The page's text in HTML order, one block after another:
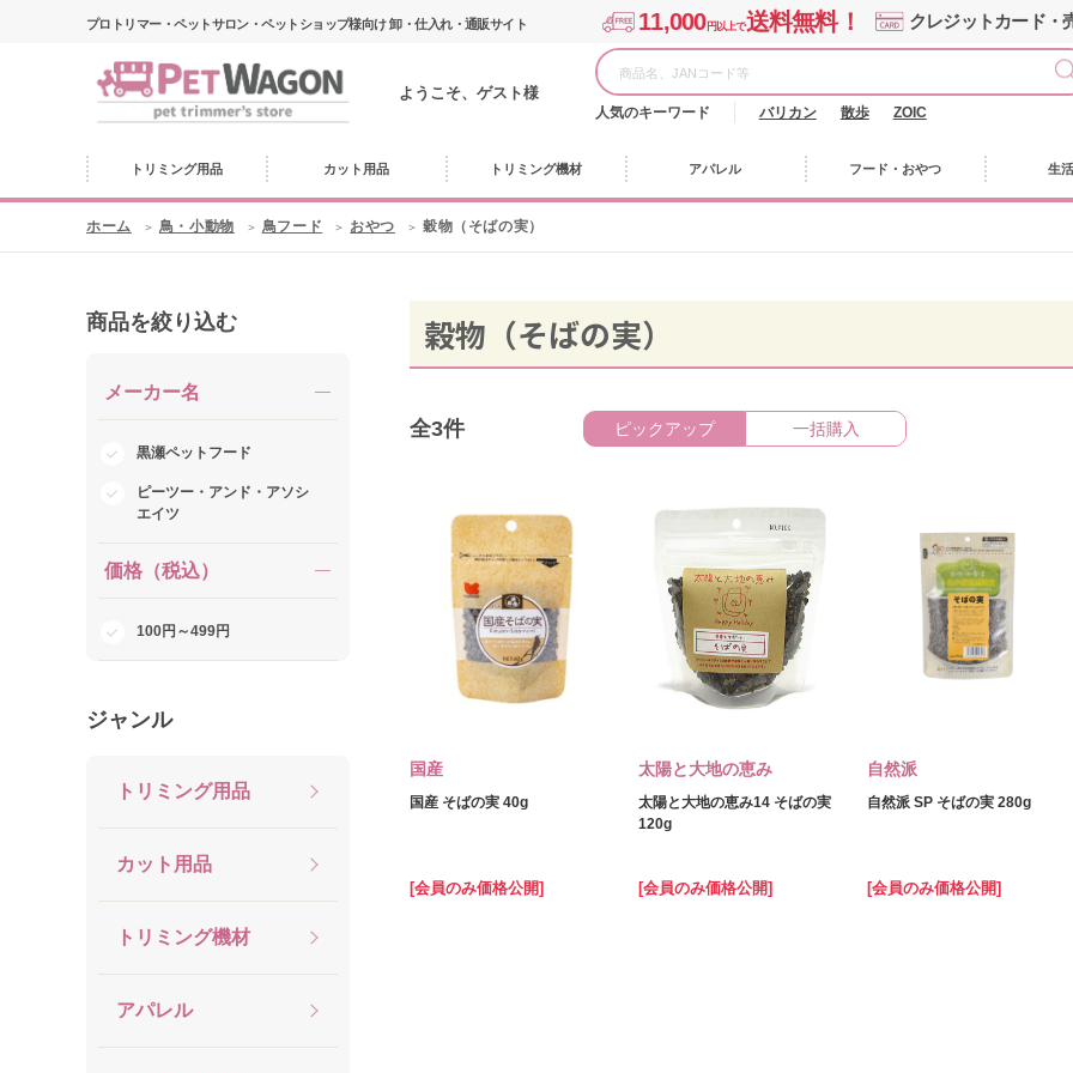
プロトリマー・ペットサロン・ペットショップ様向け 卸・仕入れ・通販サイト 11,000円以上で送料無料！ クレジットカード・
ようこそ、ゲスト様
人気のキーワード バリカン 散歩 ZOIC
トリミング用品 カット用品 トリミング機材 アパレル フード・おやつ 生
ホーム 鳥・小動物 鳥フード おやつ 穀物（そばの実）
商品を絞り込む
メーカー名
黒瀬ペットフード
ピーツー・アンド・アソシ
エイツ
価格（税込）
100円～499円
ジャンル
トリミング用品
カット用品
トリミング機材
アパレル
穀物（そばの実）
全3件 ピックアップ 一括購入
国産
国産 そばの実 40g
[会員のみ価格公開]
太陽と大地の恵み
太陽と大地の恵み14 そばの実
120g
[会員のみ価格公開]
自然派
自然派 SP そばの実 280g
[会員のみ価格公開]